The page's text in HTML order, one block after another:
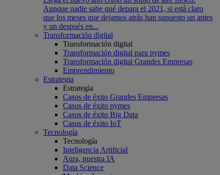
Aunque nadie sabe qué depara el 2021, si está claro
que los meses que dejamos atrás han supuesto un antes
y un después en...
Transformación digital
Transformación digital
Transformación digital para pymes
Transformación digital Grandes Empresas
Emprendimiento
Estrategia
Estrategia
Casos de éxito Grandes Empresas
Casos de éxito pymes
Casos de éxito Big Data
Casos de éxito IoT
Tecnología
Tecnología
Inteligencia Artificial
Aura, nuestra IA
Data Science